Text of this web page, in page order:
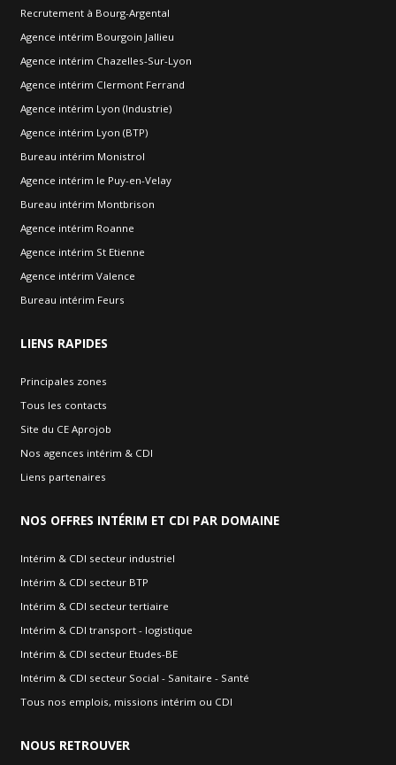
Recrutement à Bourg-Argental
Agence intérim Bourgoin Jallieu
Agence intérim Chazelles-Sur-Lyon
Agence intérim Clermont Ferrand
Agence intérim Lyon (Industrie)
Agence intérim Lyon (BTP)
Bureau intérim Monistrol
Agence intérim le Puy-en-Velay
Bureau intérim Montbrison
Agence intérim Roanne
Agence intérim St Etienne
Agence intérim Valence
Bureau intérim Feurs
LIENS RAPIDES
Principales zones
Tous les contacts
Site du CE Aprojob
Nos agences intérim & CDI
Liens partenaires
NOS OFFRES INTÉRIM ET CDI PAR DOMAINE
Intérim & CDI secteur industriel
Intérim & CDI secteur BTP
Intérim & CDI secteur tertiaire
Intérim & CDI transport - logistique
Intérim & CDI secteur Etudes-BE
Intérim & CDI secteur Social - Sanitaire - Santé
Tous nos emplois, missions intérim ou CDI
NOUS RETROUVER